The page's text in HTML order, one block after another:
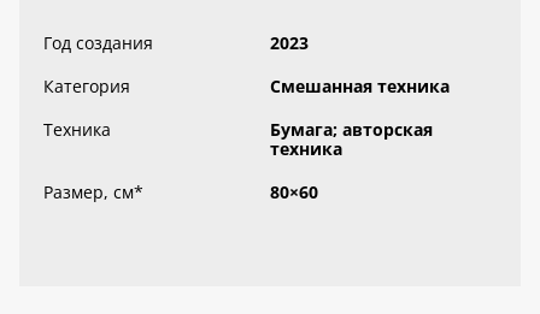
Год создания
2023
Категория
Смешанная техника
Техника
Бумага; авторская
техника
Размер, см* 80×60